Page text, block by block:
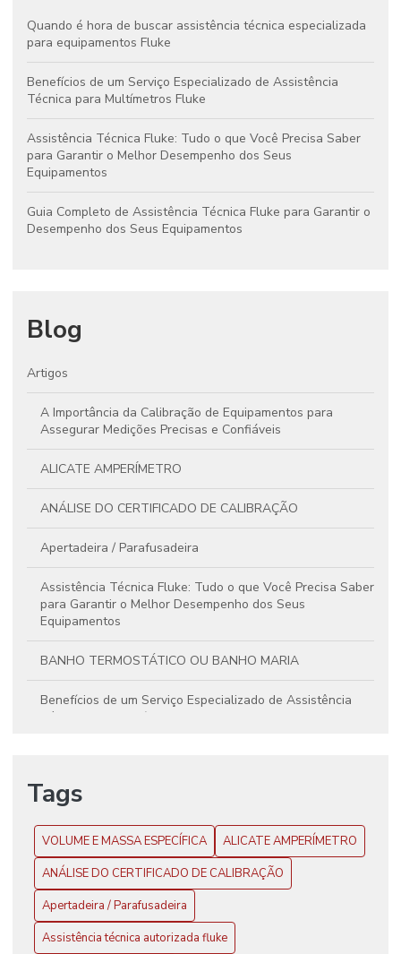
Quando é hora de buscar assistência técnica especializada
para equipamentos Fluke
Benefícios de um Serviço Especializado de Assistência
Técnica para Multímetros Fluke
Assistência Técnica Fluke: Tudo o que Você Precisa Saber
para Garantir o Melhor Desempenho dos Seus
Equipamentos
Guia Completo de Assistência Técnica Fluke para Garantir o
Desempenho dos Seus Equipamentos
Blog
Artigos
A Importância da Calibração de Equipamentos para
Assegurar Medições Precisas e Confiáveis
ALICATE AMPERÍMETRO
ANÁLISE DO CERTIFICADO DE CALIBRAÇÃO
Apertadeira / Parafusadeira
Assistência Técnica Fluke: Tudo o que Você Precisa Saber
para Garantir o Melhor Desempenho dos Seus
Equipamentos
BANHO TERMOSTÁTICO OU BANHO MARIA
Benefícios de um Serviço Especializado de Assistência
Técnica para Multímetros Fluke
Calibração de Balança
CALIBRAÇÃO DE CÂMARA CLIMÁTICA
Calibração de Equipamentos: Precisão e Confiabilidade
nos Resultados
Calibração de Equipamentos: Precisão e Confiabilidade
Tags
VOLUME E MASSA ESPECÍFICA
ALICATE AMPERÍMETRO
ANÁLISE DO CERTIFICADO DE CALIBRAÇÃO
Apertadeira / Parafusadeira
Assistência técnica autorizada fluke